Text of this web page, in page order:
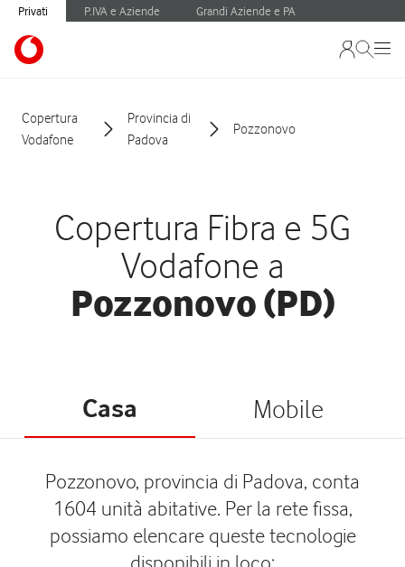
Privati P.IVA e Aziende Grandi Aziende e PA
Copertura
Vodafone
Provincia di
Padova
Pozzonovo
Copertura Fibra e 5G
Vodafone a
Pozzonovo (PD)
Casa Mobile
Pozzonovo, provincia di Padova, conta
1604 unità abitative. Per la rete fissa,
possiamo elencare queste tecnologie
disponibili in loco: